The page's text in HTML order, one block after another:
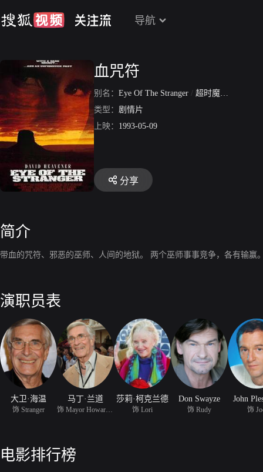
导航
血咒符
别名： Eye Of The Stranger / 超时魔术师
类型： 剧情片
上映： 1993-05-09
分享
简介
带血的咒符、邪恶的巫师、人间的地狱。 两个巫师事事竞争，各有输
演职员表
大卫·海温
饰 Stranger
马丁·兰道 莎莉·柯克兰德
饰 Lori
Don Swayze
饰 Rudy
John
饰
电影排行榜